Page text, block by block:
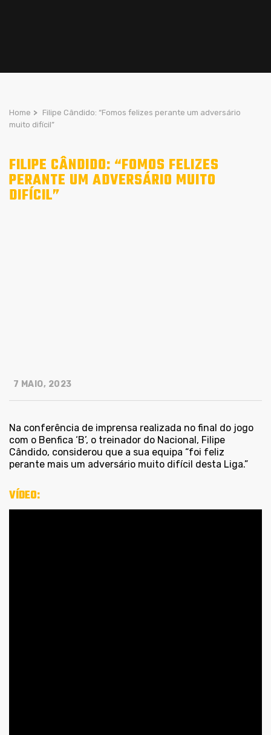
Home > Filipe Cândido: “Fomos felizes perante um adversário
muito difícil”
FILIPE CÂNDIDO: “FOMOS FELIZES
PERANTE UM ADVERSÁRIO MUITO
DIFÍCIL”
7 MAIO, 2023
Na conferência de imprensa realizada no final do jogo
com o Benfica ‘B’, o treinador do Nacional, Filipe
Cândido, considerou que a sua equipa “foi feliz
perante mais um adversário muito difícil desta Liga.”
VÍDEO: